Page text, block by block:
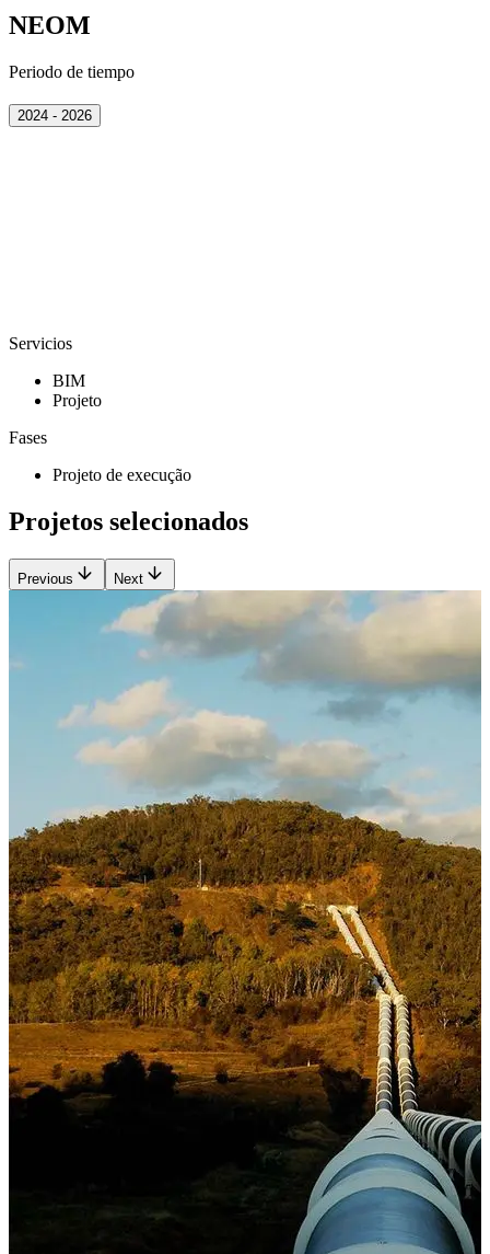
NEOM
Periodo de tiempo
2024 - 2026
Servicios
BIM
Projeto
Fases
Projeto de execução
Projetos selecionados
Previous Next